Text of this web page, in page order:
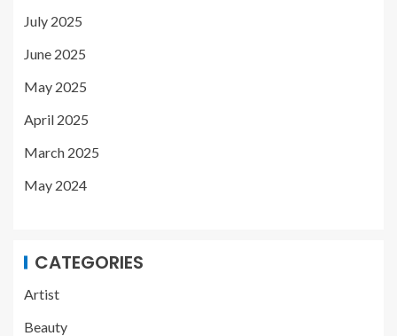
July 2025
June 2025
May 2025
April 2025
March 2025
May 2024
CATEGORIES
Artist
Beauty